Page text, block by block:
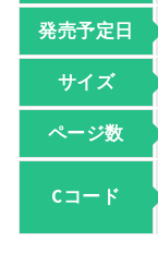
発売予定日
サイズ
ページ数
Cコード